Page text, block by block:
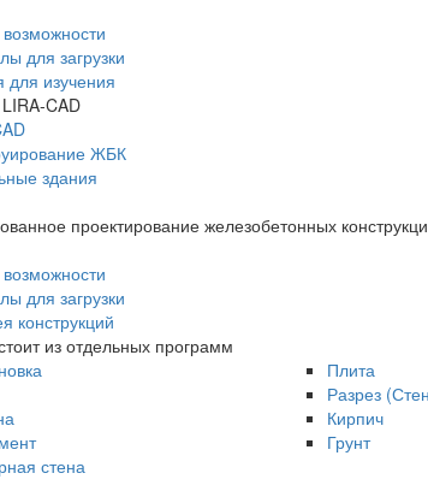
для загрузки
для изучения
CAD
ЖБК
здания
проектирование железобетонных
для загрузки
конструкций
из отдельных программ
стена
Плита
Разрез
Кирпич
Грунт